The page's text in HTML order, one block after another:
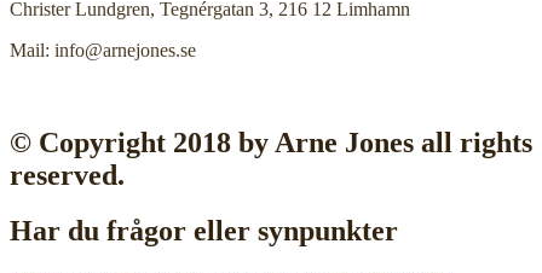
Christer Lundgren, Tegnérgatan 3, 216 12 Limhamn
Mail: info@arnejones.se
© Copyright 2018 by Arne Jones all rights
reserved.
Har du frågor eller synpunkter